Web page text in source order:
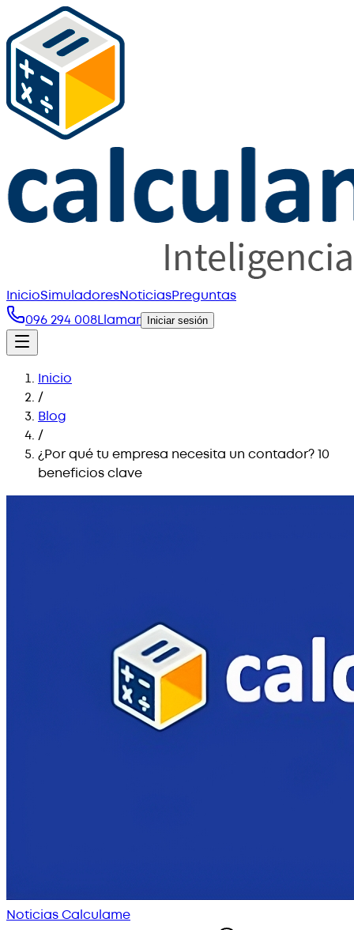
InicioSimuladoresNoticiasPreguntas
096 294 008Llamar Iniciar sesión
Inicio
/
Blog
/
¿Por qué tu empresa necesita un contador? 10
beneficios clave
Noticias Calculame